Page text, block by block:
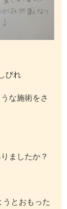
びれ
な施術をさ
ましたか？
うとおもった